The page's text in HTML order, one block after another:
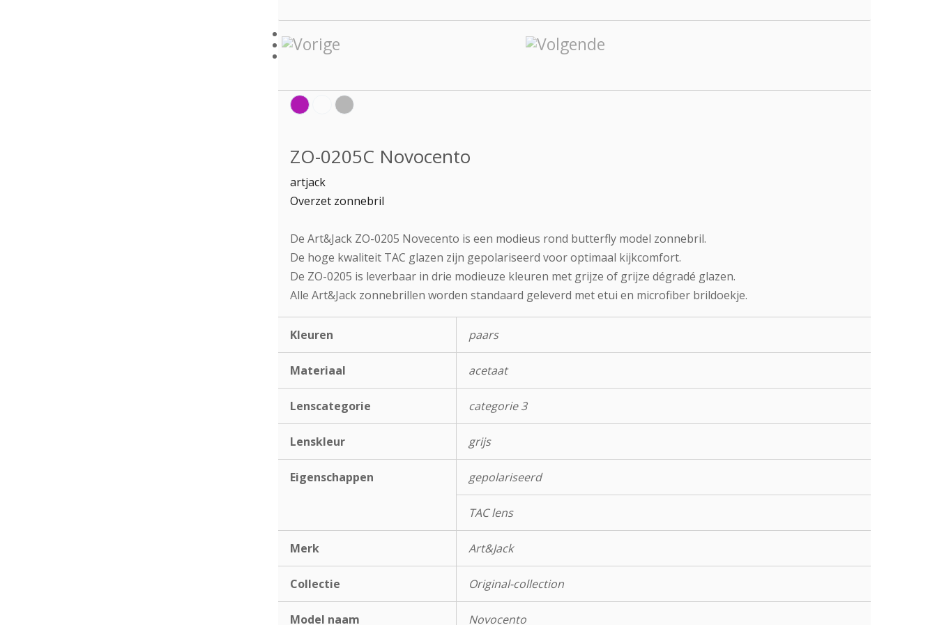
ZO-0205C Novocento
artjack
Overzet zonnebril
De Art&Jack ZO-0205 Novecento is een modieus rond butterfly model zonnebril.
De hoge kwaliteit TAC glazen zijn gepolariseerd voor optimaal kijkcomfort.
De ZO-0205 is leverbaar in drie modieuze kleuren met grijze of grijze dégradé glazen.
Alle Art&Jack zonnebrillen worden standaard geleverd met etui en microfiber brildoekje.
Kleuren paars
Materiaal acetaat
Lenscategorie categorie 3
Lenskleur grijs
Eigenschappen gepolariseerd
TAC lens
Merk Art&Jack
Collectie Original-collection
Model naam Novocento